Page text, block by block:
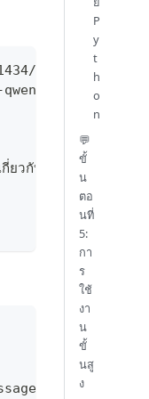
api/chat -d '{
4b",
กี่ยวกับปัญญาประดิษฐ์ใ
P
y
t
h
o
n
💬
ขั้
น
ตอ
นที่
5:
กา
ร
ใช้
งา
น
ขั้
นสู
ง